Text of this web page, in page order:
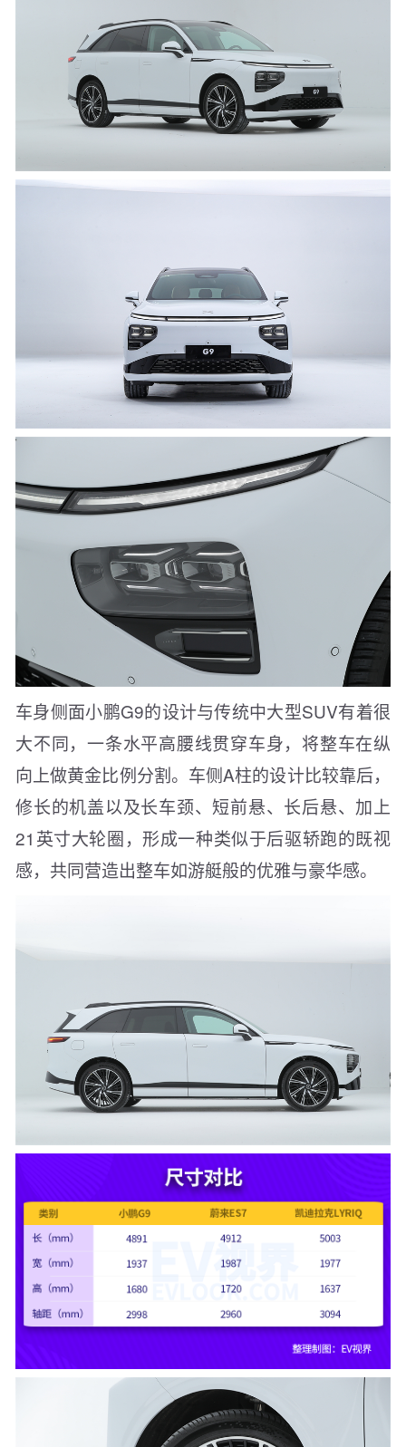
车身侧面小鹏G9的设计与传统中大型SUV有着很
大不同，一条水平高腰线贯穿车身，将整车在纵
向上做黄金比例分割。车侧A柱的设计比较靠后，
修长的机盖以及长车颈、短前悬、长后悬、加上
21英寸大轮圈，形成一种类似于后驱轿跑的既视
感，共同营造出整车如游艇般的优雅与豪华感。